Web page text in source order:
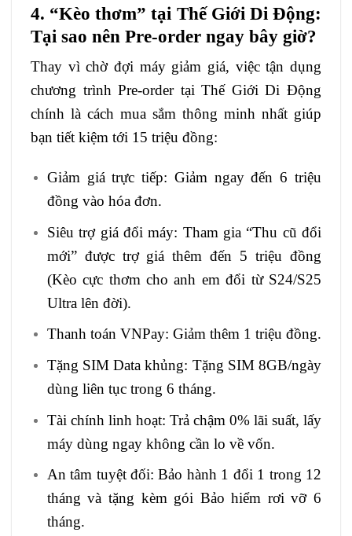
4. “Kèo thơm” tại Thế Giới Di Động:
Tại sao nên Pre-order ngay bây giờ?
Thay vì chờ đợi máy giảm giá, việc tận dụng
chương trình Pre-order tại Thế Giới Di Động
chính là cách mua sắm thông minh nhất giúp
bạn tiết kiệm tới 15 triệu đồng:
Giảm giá trực tiếp: Giảm ngay đến 6 triệu
đồng vào hóa đơn.
Siêu trợ giá đổi máy: Tham gia “Thu cũ đổi
mới” được trợ giá thêm đến 5 triệu đồng
(Kèo cực thơm cho anh em đổi từ S24/S25
Ultra lên đời).
Thanh toán VNPay: Giảm thêm 1 triệu đồng.
Tặng SIM Data khủng: Tặng SIM 8GB/ngày
dùng liên tục trong 6 tháng.
Tài chính linh hoạt: Trả chậm 0% lãi suất, lấy
máy dùng ngay không cần lo về vốn.
An tâm tuyệt đối: Bảo hành 1 đổi 1 trong 12
tháng và tặng kèm gói Bảo hiểm rơi vỡ 6
tháng.